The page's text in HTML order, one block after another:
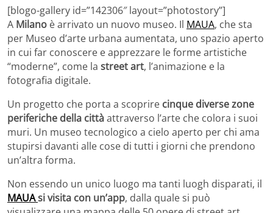
[blogo-gallery id=”142306″ layout=”photostory”]
A Milano è arrivato un nuovo museo. Il MAUA, che sta
per Museo d’arte urbana aumentata, uno spazio aperto
in cui far conoscere e apprezzare le forme artistiche
“moderne”, come la street art, l’animazione e la
fotografia digitale.
Un progetto che porta a scoprire cinque diverse zone
periferiche della cittàattraverso l’arte che colora i suoi
muri. Un museo tecnologico a cielo aperto per chi ama
stupirsi davanti alle cose di tutti i giorni che prendono
un’altra forma.
Non essendo un unico luogo ma tanti luogh disparati, il
MAUAsi visita con un’app, dalla quale si può